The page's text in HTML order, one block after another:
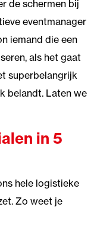
de schermen bij
eventmanager
iemand die een
als het gaat
superbelangrijk
belandt. Laten we
in 5
hele logistieke
Zo weet je